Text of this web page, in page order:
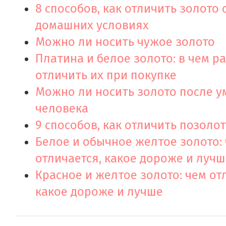
8 способов, как отличить золото
домашних условиях
Можно ли носить чужое золото
Платина и белое золото: в чем
отличить их при покупке
Можно ли носить золото после
человека
9 способов, как отличить
Белое и обычное желтое золото:
отличается, какое дороже и
Красное и желтое золото: чем
какое дороже и лучше